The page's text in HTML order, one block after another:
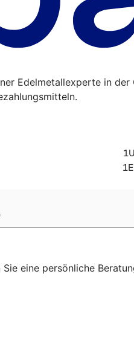
Edelmetallexperte in
eine persönliche